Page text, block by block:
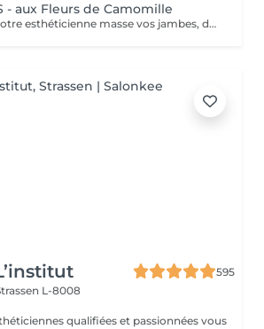
- aux Fleurs de Camomille
Le temps du soin, notre esthéticienne masse vos jambes, des orteils à la taille dans un mouvement tonique qui active la microcirculation et leurs procure un confort sans précédent. Bénéfices : Vos jambes retrouvent fraicheur et légèreté.
595
L-8008
qualifiées et passionnées vous